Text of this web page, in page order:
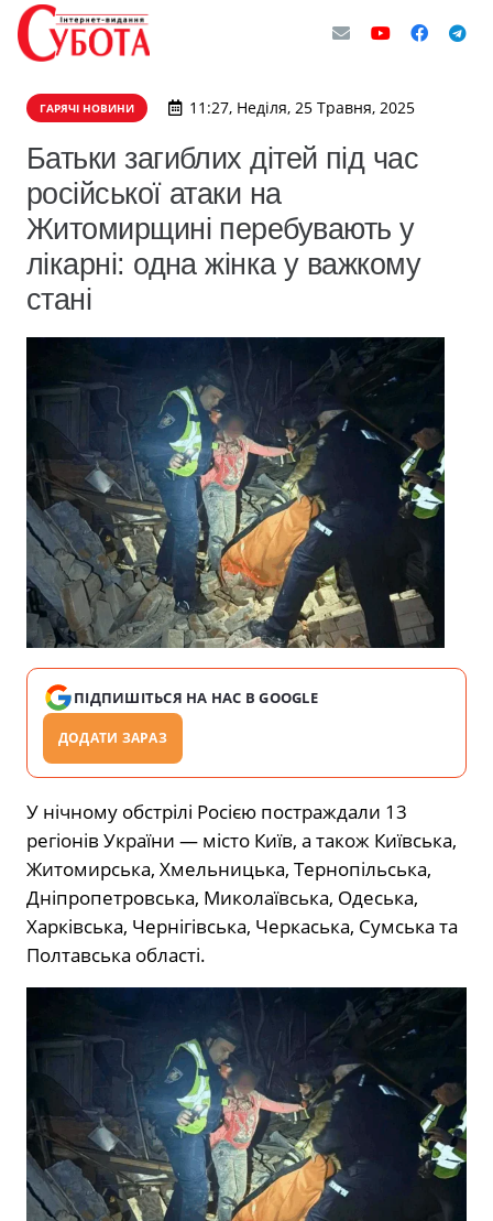
ГАРЯЧІ НОВИНИ 11:27, Неділя, 25 Травня, 2025
Батьки загиблих дітей під час
російської атаки на
Житомирщині перебувають у
лікарні: одна жінка у важкому
стані
ПІДПИШІТЬСЯ НА НАС В GOOGLE
ДОДАТИ ЗАРАЗ
У нічному обстрілі Росією постраждали 13
регіонів України — місто Київ, а також Київська,
Житомирська, Хмельницька, Тернопільська,
Дніпропетровська, Миколаївська, Одеська,
Харківська, Чернігівська, Черкаська, Сумська та
Полтавська області.